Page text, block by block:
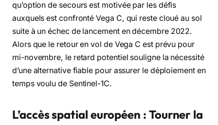
qu’option de secours est motivée par les défis
auxquels est confronté Vega C, qui reste cloué au sol
suite à un échec de lancement en décembre 2022.
Alors que le retour en vol de Vega C est prévu pour
mi-novembre, le retard potentiel souligne la nécessité
d’une alternative fiable pour assurer le déploiement en
temps voulu de Sentinel-1C.
L’accès spatial européen : Tourner la